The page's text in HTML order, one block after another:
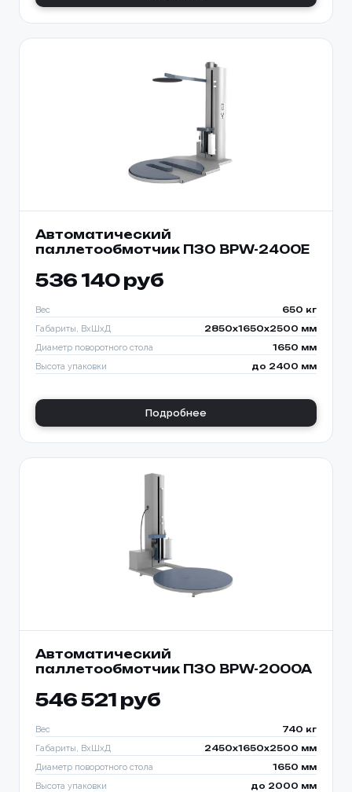
Автоматический
паллетообмотчик ПЗО BPW-2400E
536 140 руб
Вес 650 кг
Габариты, ВхШхД 2850х1650х2500 мм
Диаметр поворотного стола 1650 мм
Высота упаковки до 2400 мм
Подробнее
Автоматический
паллетообмотчик ПЗО BPW-2000A
546 521 руб
Вес 740 кг
Габариты, ВхШхД 2450х1650х2500 мм
Диаметр поворотного стола 1650 мм
Высота упаковки до 2000 мм